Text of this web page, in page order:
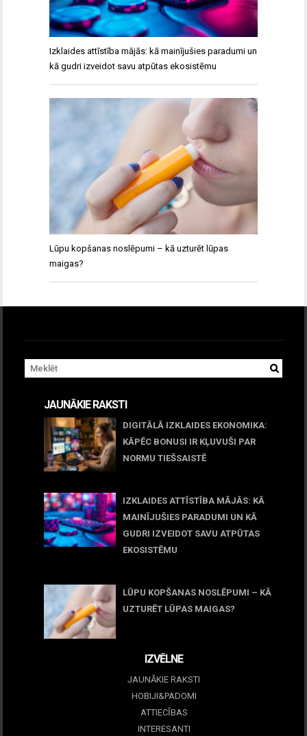
Izklaides attīstība mājās: kā mainījušies paradumi un
kā gudri izveidot savu atpūtas ekosistēmu
Lūpu kopšanas noslēpumi – kā uzturēt lūpas
maigas?
JAUNĀKIE RAKSTI
DIGITĀLĀ IZKLAIDES EKONOMIKA:
KĀPĒC BONUSI IR KĻUVUŠI PAR
NORMU TIEŠSAISTĒ
IZKLAIDES ATTĪSTĪBA MĀJĀS: KĀ
MAINĪJUŠIES PARADUMI UN KĀ
GUDRI IZVEIDOT SAVU ATPŪTAS
EKOSISTĒMU
LŪPU KOPŠANAS NOSLĒPUMI – KĀ
UZTURĒT LŪPAS MAIGAS?
IZVĒLNE
JAUNĀKIE RAKSTI
HOBIJI&PADOMI
ATTIECĪBAS
INTERESANTI